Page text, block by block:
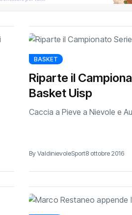
BASKET
Riparte il
Basket Uisp
Caccia a Pieve a Nievole e
By ValdinievoleSport8 ottobre 2016